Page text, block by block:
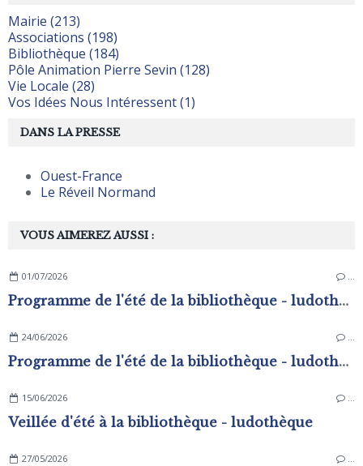
VOUS AIMEREZ AUSSI :
01/07/2026 …
Programme de l'été de la bibliothèque - ludothèque
24/06/2026 …
Programme de l'été de la bibliothèque - ludothèque
15/06/2026 …
Veillée d'été à la bibliothèque - ludothèque
27/05/2026 …
Mairie (213)
Associations (198)
Bibliothèque (184)
Pôle Animation Pierre Sevin (128)
Vie Locale (28)
Vos Idées Nous Intéressent (1)
DANS LA PRESSE
Ouest-France
Le Réveil Normand